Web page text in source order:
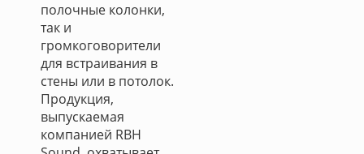
полочные колонки,
так и
громкоговорители
для встраивания в
стены или в потолок.
Продукция,
выпускаемая
компанией RBH